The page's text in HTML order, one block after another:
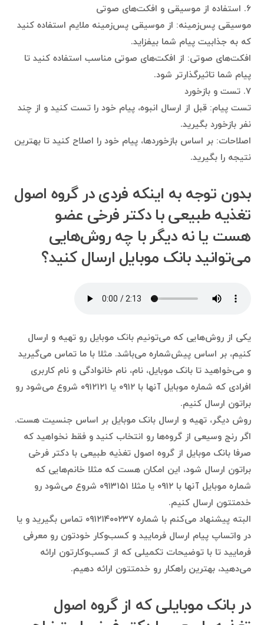
۶. استفاده از موسیقی و افکت‌های صوتی
موسیقی پس‌زمینه: از موسیقی پس‌زمینه ملایم استفاده کنید
که به جذابیت پیام شما بیفزاید.
افکت‌های صوتی: از افکت‌های صوتی مناسب استفاده کنید تا
پیام شما تاثیرگذارتر شود.
۷. تست و بازخورد
تست پیام: قبل از ارسال انبوه، پیام خود را تست کنید و از چند
نفر بازخورد بگیرید.
اصلاحات: بر اساس بازخوردها، پیام خود را اصلاح کنید تا بهترین
نتیجه را بگیرید.
بدون توجه به اینکه فردی در گروه اصول
تغذیه طبیعی با دکتر فرخی عضو
هست یا نه دیگر با چه روش‌هایی
می‌توانید بانک موبایل ارسال کنید؟
یکی از روش‌هایی که می‌تونیم بانک موبایل رو تهیه و ارسال
کنیم، بر اساس پیش‌شماره می‌باشد. مثلا با ما تماس می‌گیرید
و می‌خواهید تا بانک موبایل، نام، نام خانوادگی و نام کاربری
افرادی که شماره موبایل آنها با ۰۹۱۲ یا ۰۹۱۲۱۲۱ شروع می‌شود رو
براتون ارسال کنیم.
روش دیگر، تهیه و ارسال بانک موبایل بر اساس جنسیت هست.
اگر رنج وسیعی از گروه‌ها رو انتخاب کنید و فقط نخواهید که
صرفا بانک موبایل از گروه اصول تغذیه طبیعی با دکتر فرخی
براتون ارسال شود، این امکان هست که مثلا خانم‌هایی که
شماره موبایل آنها با ۰۹۱۲ یا مثلا ۰۹۱۳۱۵۱ شروع می‌شود رو
خدمتتون ارسال کنیم.
البته پیشنهاد می‌کنم با شماره ۰۹۱۲۱۴۰۰۲۳۷ تماس بگیرید و یا
در واتساپ پیام ارسال فرمایید و کسب‌وکار خودتون رو معرفی
فرمایید تا با توضیحات تکمیلی که از کسب‌وکارتون ارائه
می‌دهید، بهترین راهکار رو خدمتتون ارائه دهیم.
در بانک موبایلی که از گروه اصول